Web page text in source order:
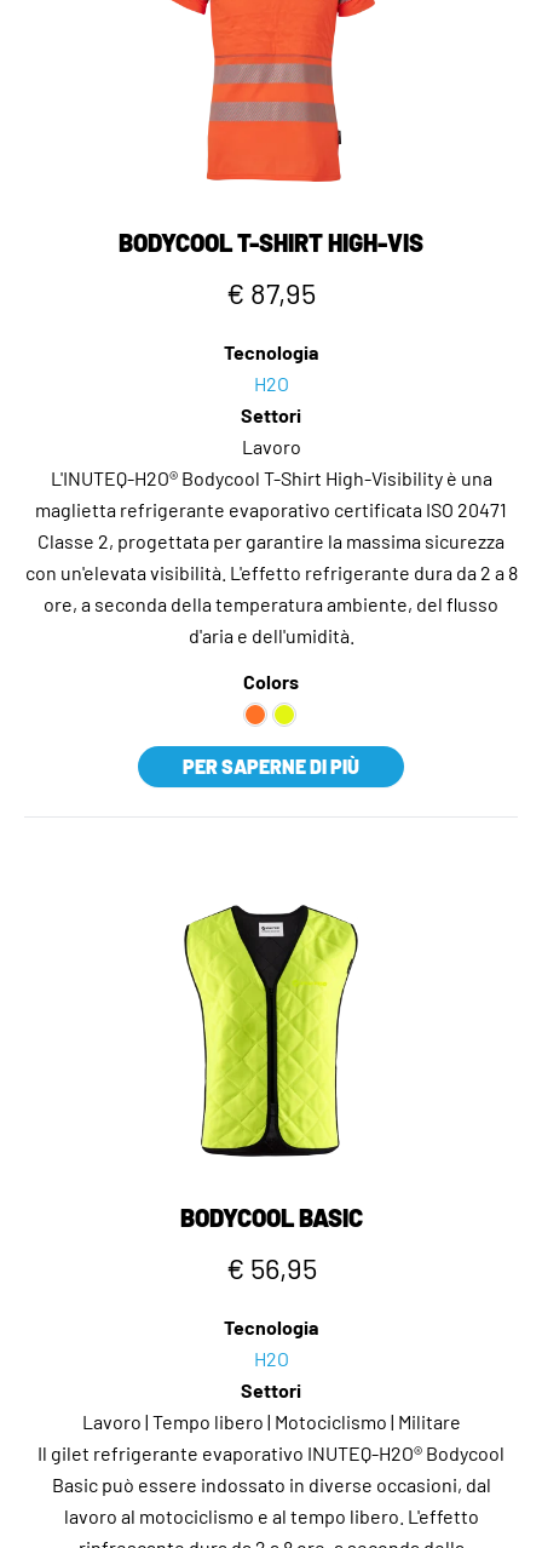
BODYCOOL T-SHIRT HIGH-VIS
€ 87,95
Tecnologia
H2O
Settori
Lavoro
L'INUTEQ-H2O® Bodycool T-Shirt High-Visibility è una
maglietta refrigerante evaporativo certificata ISO 20471
Classe 2, progettata per garantire la massima sicurezza
con un'elevata visibilità. L'effetto refrigerante dura da 2 a 8
ore, a seconda della temperatura ambiente, del flusso
d'aria e dell'umidità.
Colors
PER SAPERNE DI PIÙ
BODYCOOL BASIC
€ 56,95
Tecnologia
H2O
Settori
Lavoro | Tempo libero | Motociclismo | Militare
Il gilet refrigerante evaporativo INUTEQ-H2O® Bodycool
Basic può essere indossato in diverse occasioni, dal
lavoro al motociclismo e al tempo libero. L'effetto